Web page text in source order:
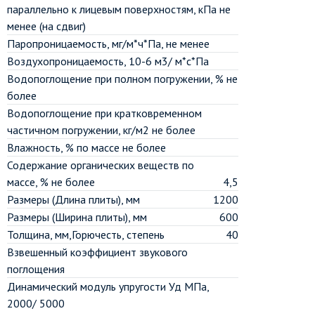
параллельно к лицевым поверхностям, кПа не
менее (на сдвиг)
Паропроницаемость, мг/м*ч*Па, не менее
Воздухопроницаемость, 10-6 м3/ м*с*Па
Водопоглощение при полном погружении, % не
более
Водопоглощение при кратковременном
частичном погружении, кг/м2 не более
Влажность, % по массе не более
Содержание органических веществ по
массе, % не более
4,5
Размеры (Длина плиты), мм
1200
Размеры (Ширина плиты), мм
600
Толщина, мм,Горючесть, степень
40
Взвешенный коэффициент звукового
поглощения
Динамический модуль упругости Уд МПа,
2000/ 5000